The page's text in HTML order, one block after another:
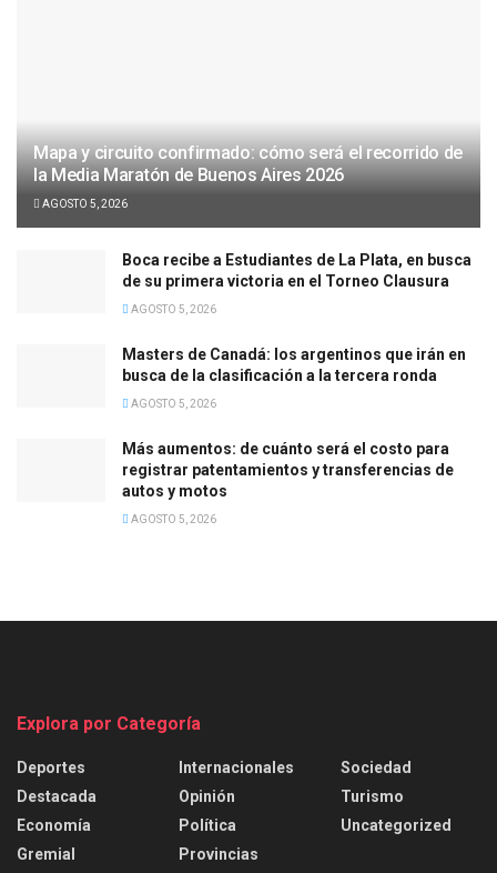
Mapa y circuito confirmado: cómo será el recorrido de
la Media Maratón de Buenos Aires 2026
AGOSTO 5, 2026
Boca recibe a Estudiantes de La Plata, en busca
de su primera victoria en el Torneo Clausura
AGOSTO 5, 2026
Masters de Canadá: los argentinos que irán en
busca de la clasificación a la tercera ronda
AGOSTO 5, 2026
Más aumentos: de cuánto será el costo para
registrar patentamientos y transferencias de
autos y motos
AGOSTO 5, 2026
Explora por Categoría
Deportes
Destacada
Economía
Gremial
Internacionales
Opinión
Política
Provincias
Sociedad
Turismo
Uncategorized